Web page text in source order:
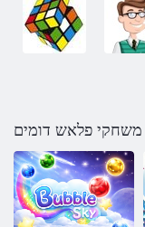
משחקי פלאש דומים